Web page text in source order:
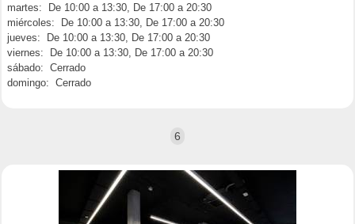
martes: De 10:00 a 13:30, De 17:00 a 20:30
miércoles: De 10:00 a 13:30, De 17:00 a 20:30
jueves: De 10:00 a 13:30, De 17:00 a 20:30
viernes: De 10:00 a 13:30, De 17:00 a 20:30
sábado: Cerrado
domingo: Cerrado
6